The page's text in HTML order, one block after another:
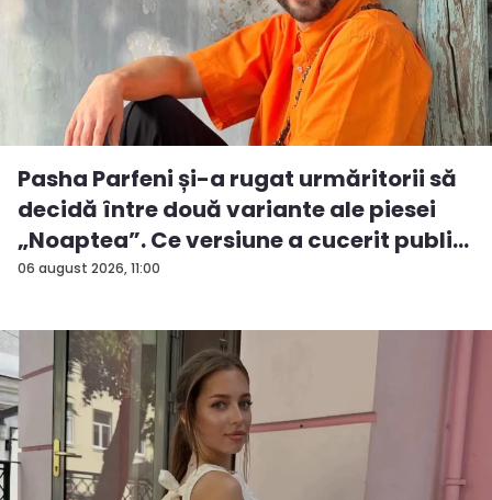
06 august 2026, 11:00
Pasha Parfeni și-a rugat urmăritorii să
decidă între două variante ale piesei
„Noaptea”. Ce versiune a cucerit publi...